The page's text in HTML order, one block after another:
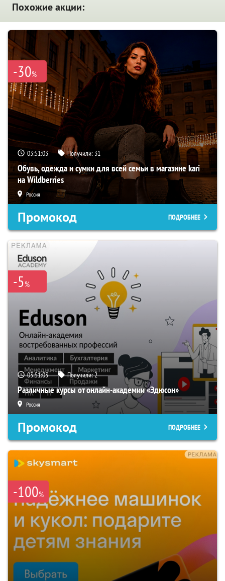
Похожие акции:
-30%
03:51:03 Получили: 31
Обувь, одежда и сумки для всей семьи в магазине kari
на Wildberries
Россия
Промокод ПОДРОБНЕЕ
-5%
03:51:03 Получили:2
Различные курсы от онлайн-академии «Эдюсон»
Россия
Промокод ПОДРОБНЕЕ
-100%